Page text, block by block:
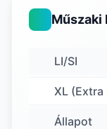
Műszaki
LI/SI
XL (Extra
Állapot